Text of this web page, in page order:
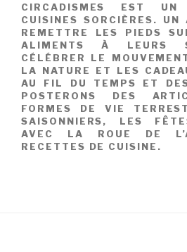
CIRCADISMES EST UN
CUISINES SORCIÈRES. UN
REMETTRE LES PIEDS
ALIMENTS À LEURS
CÉLÉBRER LE
LA NATURE ET LES
AU FIL DU TEMPS ET
POSTERONS DES
FORMES DE VIE
SAISONNIERS, LES
AVEC LA ROUE DE
RECETTES DE CUISINE.